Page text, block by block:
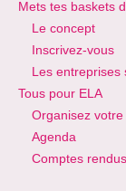
Mets tes baskets
Le concept
Inscrivez-vous
Les entreprises
Tous pour ELA
Organisez
Agenda
Comptes